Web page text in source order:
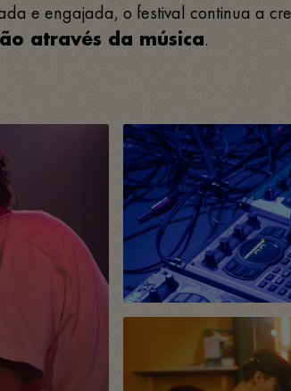
e engajada, o festival continua a
através da música.